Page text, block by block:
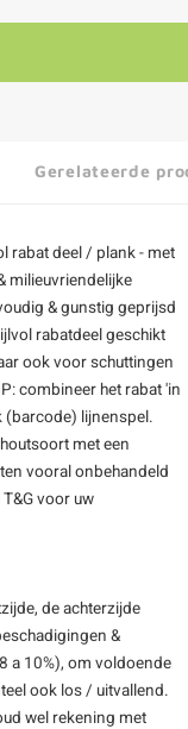
Gerelateerde
rabat deel / plank - met
milieuvriendelijke
& gunstig geprijsd
rabatdeel geschikt
ook voor schuttingen
combineer het rabat 'in
(barcode) lijnenspel.
met een
vooral onbehandeld
voor uw
de achterzijde
&
a 10%), om voldoende
ook los / uitvallend.
wel rekening met